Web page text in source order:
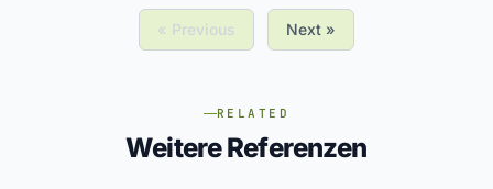
« Previous Next »
RELATED
Weitere Referenzen